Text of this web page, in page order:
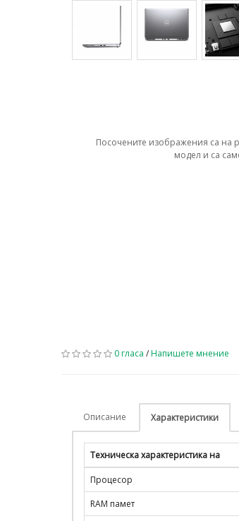
Посочените изображения са на
модел и са
0 гласа /Напишете мнение
Описание Характеристики
Техническа характеристика на
Процесор
RAM памет